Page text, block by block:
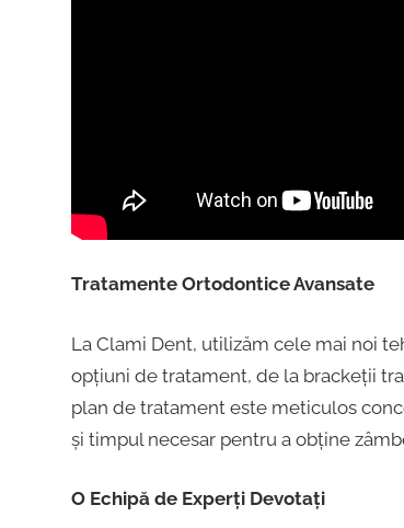
Tratamente Ortodontice Avansate
La Clami Dent, utilizăm cele mai noi
opțiuni de tratament, de la brackeții
plan de tratament este meticulos
și timpul necesar pentru a obține
O Echipă de Experți Devotați